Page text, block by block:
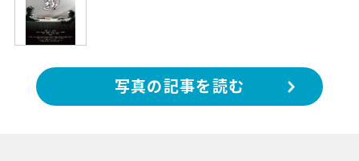
写真の記事を読む